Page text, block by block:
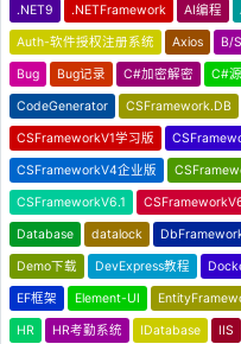
.NET9 .NETFramework AI编程
Auth-软件授权注册系统 Axios B/S
Bug Bug记录 C#加密解密 C#
CodeGenerator CSFramework.DB
CSFrameworkV1学习版
CSFrameworkV4企业版
CSFrameworkV6.1
Database datalock
Demo下载 DevExpress教程
EF框架 Element-UI
HR HR考勤系统 IDatabase IIS